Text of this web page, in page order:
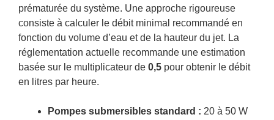
prématurée du système. Une approche rigoureuse
consiste à calculer le débit minimal recommandé en
fonction du volume d’eau et de la hauteur du jet. La
réglementation actuelle recommande une estimation
basée sur le multiplicateur de 0,5 pour obtenir le débit
en litres par heure.
Pompes submersibles standard : 20 à 50 W